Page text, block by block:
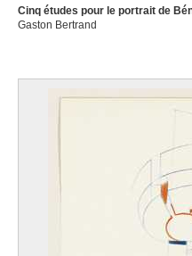
Cinq études pour le portrait de
Gaston Bertrand